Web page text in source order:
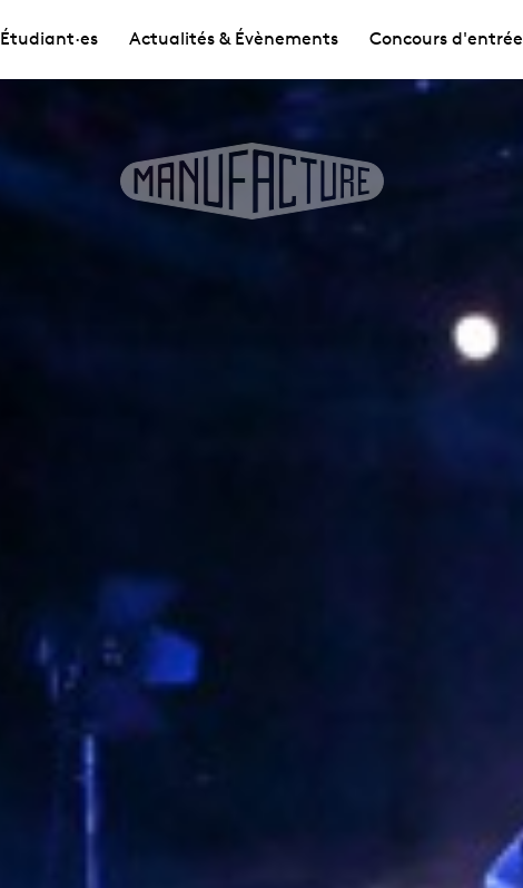
Étudiant·es Actualités & Évènements Concours d'entrée